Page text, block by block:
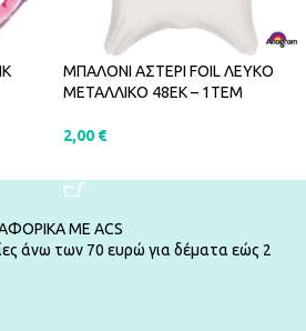
ΜΠΑΛΟΝΙ ΑΣΤΕΡΙ FOIL ΛΕΥΚΟ
ΜΕΤΑΛΛΙΚΟ 48ΕΚ – 1ΤΕΜ
2,00 €
ΜΕ ACS
άνω των 70 ευρώ για δέματα εώς 2